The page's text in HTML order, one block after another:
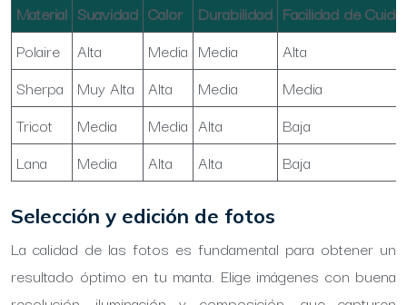
Material Suavidad Calor Durabilidad Facilidad de
Polaire
Alta Media Media
Alta
Sherpa
Muy Alta Alta Media
Media
Tricot
Media Media Alta
Baja
Lana
Media Alta Alta Baja
Selección y edición de fotos
La calidad de las fotos es fundamental para obtener un
resultado óptimo en tu manta. Elige imágenes con buena